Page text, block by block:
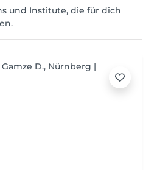
und Institute, die für dich